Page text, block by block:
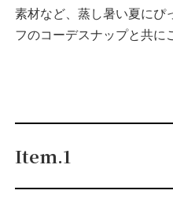
素材など、蒸し暑い夏にぴ
フのコーデスナップと共に
Item.1